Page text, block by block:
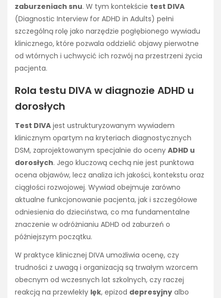
zaburzeniach snu. W tym kontekście test DIVA
(Diagnostic Interview for ADHD in Adults) pełni
szczególną rolę jako narzędzie pogłębionego wywiadu
klinicznego, które pozwala oddzielić objawy pierwotne
od wtórnych i uchwycić ich rozwój na przestrzeni życia
pacjenta.
Rola testu DIVA w diagnozie ADHD u
dorosłych
Test DIVA jest ustrukturyzowanym wywiadem
klinicznym opartym na kryteriach diagnostycznych
DSM, zaprojektowanym specjalnie do oceny ADHD u
dorosłych. Jego kluczową cechą nie jest punktowa
ocena objawów, lecz analiza ich jakości, kontekstu oraz
ciągłości rozwojowej. Wywiad obejmuje zarówno
aktualne funkcjonowanie pacjenta, jak i szczegółowe
odniesienia do dzieciństwa, co ma fundamentalne
znaczenie w odróżnianiu ADHD od zaburzeń o
późniejszym początku.
W praktyce klinicznej DIVA umożliwia ocenę, czy
trudności z uwagą i organizacją są trwałym wzorcem
obecnym od wczesnych lat szkolnych, czy raczej
reakcją na przewlekły lęk, epizod depresyjny albo